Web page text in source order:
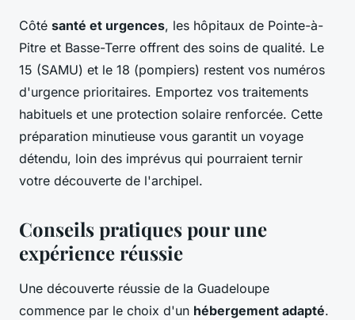
Côté santé et urgences, les hôpitaux de Pointe-à-
Pitre et Basse-Terre offrent des soins de qualité. Le
15 (SAMU) et le 18 (pompiers) restent vos numéros
d'urgence prioritaires. Emportez vos traitements
habituels et une protection solaire renforcée. Cette
préparation minutieuse vous garantit un voyage
détendu, loin des imprévus qui pourraient ternir
votre découverte de l'archipel.
Conseils pratiques pour une
expérience réussie
Une découverte réussie de la Guadeloupe
commence par le choix d'un hébergement adapté.